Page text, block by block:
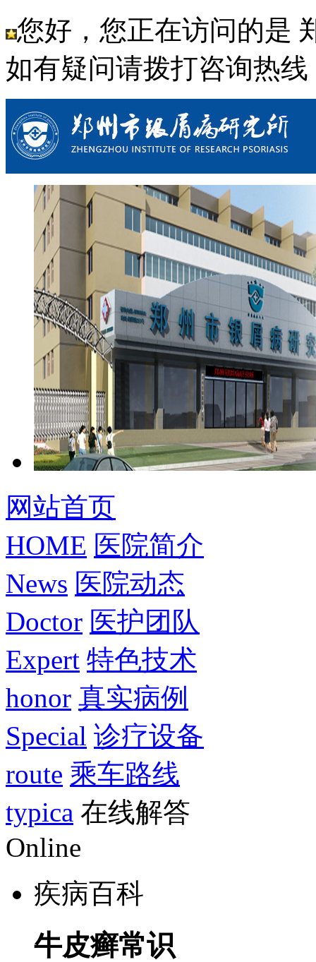
您好，您正在访问的是
如有疑问请拨打咨询热线
网站首页
HOME 医院简介
News 医院动态
Doctor 医护团队
Expert 特色技术
honor 真实病例
Special 诊疗设备
route 乘车路线
typica 在线解答
Online
疾病百科
牛皮癣常识